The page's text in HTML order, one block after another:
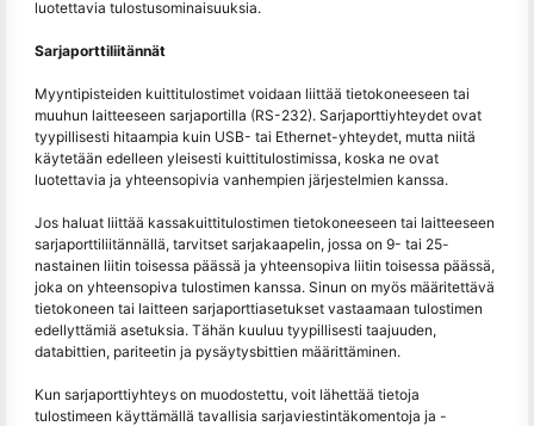
luotettavia tulostusominaisuuksia.
Sarjaporttiliitännät
Myyntipisteiden kuittitulostimet voidaan liittää tietokoneeseen tai
muuhun laitteeseen sarjaportilla (RS-232). Sarjaporttiyhteydet ovat
tyypillisesti hitaampia kuin USB- tai Ethernet-yhteydet, mutta niitä
käytetään edelleen yleisesti kuittitulostimissa, koska ne ovat
luotettavia ja yhteensopivia vanhempien järjestelmien kanssa.
Jos haluat liittää kassakuittitulostimen tietokoneeseen tai laitteeseen
sarjaporttiliitännällä, tarvitset sarjakaapelin, jossa on 9- tai 25-
nastainen liitin toisessa päässä ja yhteensopiva liitin toisessa päässä,
joka on yhteensopiva tulostimen kanssa. Sinun on myös määritettävä
tietokoneen tai laitteen sarjaporttiasetukset vastaamaan tulostimen
edellyttämiä asetuksia. Tähän kuuluu tyypillisesti taajuuden,
databittien, pariteetin ja pysäytysbittien määrittäminen.
Kun sarjaporttiyhteys on muodostettu, voit lähettää tietoja
tulostimeen käyttämällä tavallisia sarjaviestintäkomentoja ja -